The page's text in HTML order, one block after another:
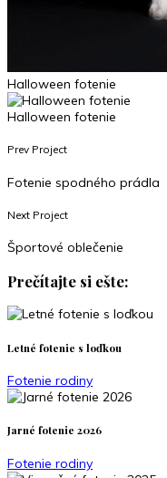
Halloween fotenie
Halloween fotenie
Prev Project
Fotenie spodného prádla
Next Project
Športové oblečenie
Prečítajte si ešte:
Letné fotenie s loďkou
Fotenie rodiny
Jarné fotenie 2026
Fotenie rodiny